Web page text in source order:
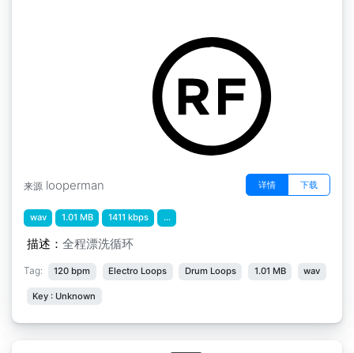
来源 looperman 详情 下载
wav 1.01 MB 1411 kbps ...
描述： 全程漂洗循环
Tag: 120 bpm Electro Loops Drum Loops 1.01 MB wav
Key : Unknown